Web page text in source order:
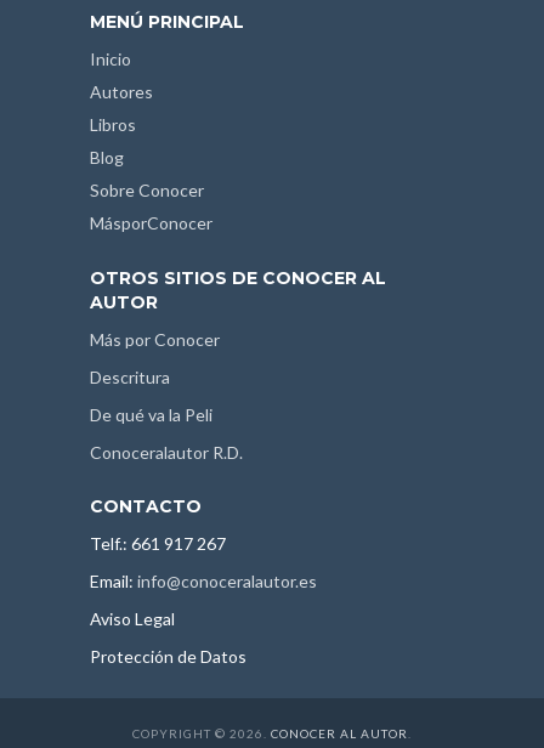
MENÚ PRINCIPAL
Inicio
Autores
Libros
Blog
Sobre Conocer
MásporConocer
OTROS SITIOS DE CONOCER AL
AUTOR
Más por Conocer
Descritura
De qué va la Peli
Conoceralautor R.D.
CONTACTO
Telf.: 661 917 267
Email: info@conoceralautor.es
Aviso Legal
Protección de Datos
COPYRIGHT © 2026. CONOCER AL AUTOR